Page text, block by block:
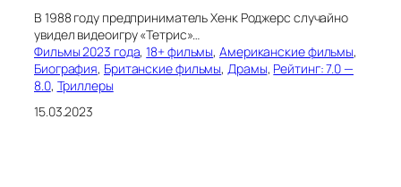
В 1988 году предприниматель Хенк Роджерс случайно
увидел видеоигру «Тетрис»…
Фильмы 2023 года, 18+ фильмы, Американские фильмы
Биография, Британские фильмы, Драмы, Рейтинг: 7.0 —
8.0, Триллеры
15.03.2023